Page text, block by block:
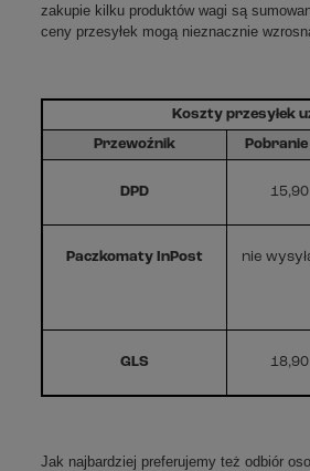
zakupie kilku produktów wagi są
ceny przesyłek mogą nieznacznie
Koszty przesyłek
Przewoźnik Pobranie
DPD 15,90
Paczkomaty InPost nie
GLS 18,90
Jak najbardziej preferujemy też odbiór